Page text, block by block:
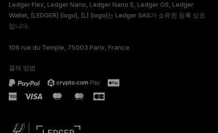
FRANÇAIS
TÜRKÇE
DEUTSCH
PORTUGUÊS
РУССКИЙ
Ledger Flex, Ledger Nano, Ledger Nano S, Ledger OS, Ledger
Wallet, [LEDGER] (logo), [L] (logo)는 Ledger SAS가 소유한 등록 상표
입니다.
106 rue du Temple, 75003 Paris, France
결제 방법